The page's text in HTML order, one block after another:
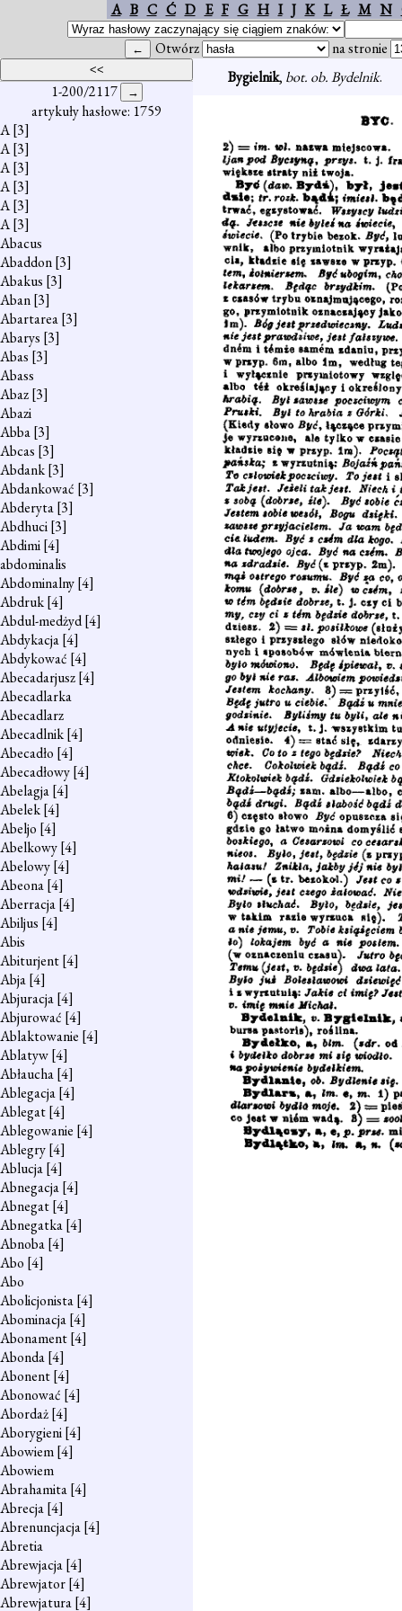
A B C Ć D E F G H I J K L Ł M N
Otwórz na stronie
1-200/2117
artykuły hasłowe: 1759
A[3]
A[3]
A[3]
A[3]
A[3]
A[3]
Abacus
Abaddon[3]
Abakus [3]
Aban[3]
Abartarea[3]
Abarys [3]
Abas [3]
Abass
Abaz[3]
Abazi
Abba[3]
Abcas [3]
Abdank[3]
Abdankować [3]
Abderyta[3]
Abdhuci[3]
Abdimi[4]
abdominalis
Abdominalny[4]
Abdruk[4]
Abdul-medżyd[4]
Abdykacja[4]
Abdykować [4]
Abecadarjusz[4]
Abecadlarka
Abecadlarz
Abecadlnik[4]
Abecadło [4]
Abecadłowy[4]
Abelagja[4]
Abelek[4]
Abeljo [4]
Abelkowy[4]
Abelowy[4]
Abeona[4]
Aberracja[4]
Abiljus [4]
Abis
Abiturjent[4]
Abja[4]
Abjuracja[4]
Abjurować [4]
Ablaktowanie [4]
Ablatyw[4]
Abłaucha[4]
Ablegacja[4]
Ablegat[4]
Ablegowanie [4]
Ablegry[4]
Ablucja[4]
Abnegacja[4]
Abnegat[4]
Abnegatka[4]
Abnoba[4]
Abo [4]
Abo
Abolicjonista[4]
Abominacja[4]
Abonament[4]
Abonda[4]
Abonent[4]
Abonować [4]
Abordaż[4]
Aborygieni[4]
Abowiem[4]
Abowiem
Abrahamita[4]
Abrecja[4]
Abrenuncjacja[4]
Abretia
Abrewjacja[4]
Abrewjator[4]
Abrewjatura[4]
Bygielnik, bot. ob. Bydelnik.